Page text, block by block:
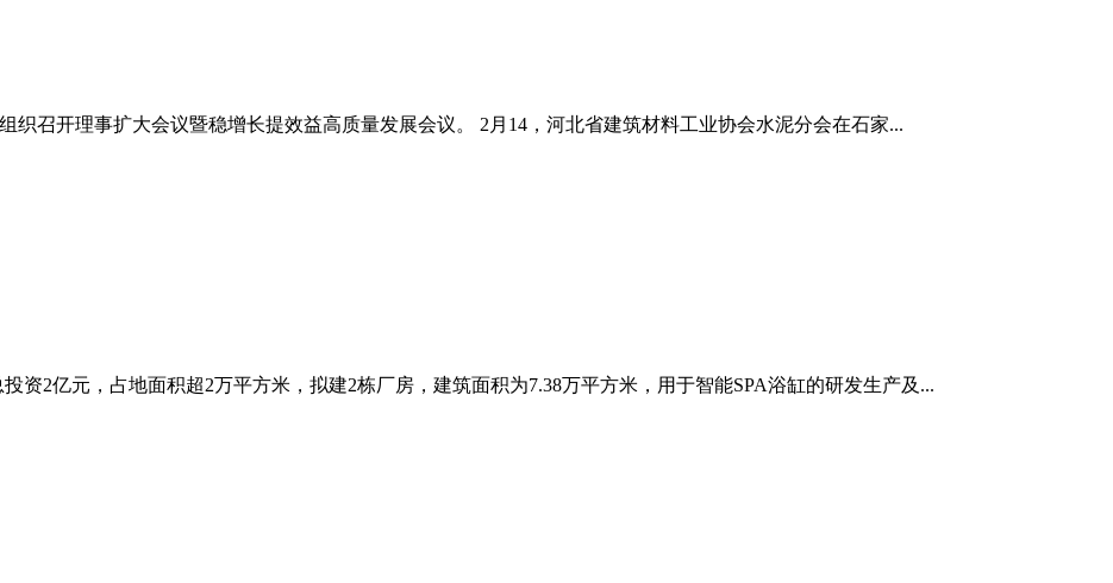
织召开理事扩大会议暨稳增长提效益高质量发展会议。 2月14，河北省建筑材料工业协会水泥分会在石家...
资2亿元，占地面积超2万平方米，拟建2栋厂房，建筑面积为7.38万平方米，用于智能SPA浴缸的研发生产及...